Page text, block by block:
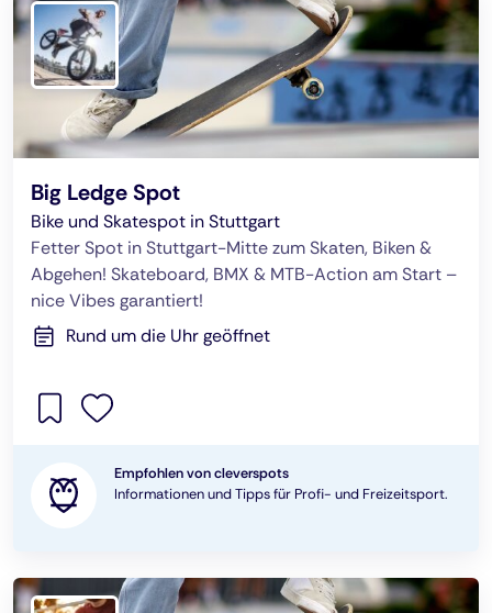
Big Ledge Spot
Bike und Skatespot in Stuttgart
Fetter Spot in Stuttgart-Mitte zum Skaten, Biken &
Abgehen! Skateboard, BMX & MTB-Action am Start –
nice Vibes garantiert!
Rund um die Uhr geöffnet
Empfohlen von cleverspots
Informationen und Tipps für Profi- und Freizeitsport.